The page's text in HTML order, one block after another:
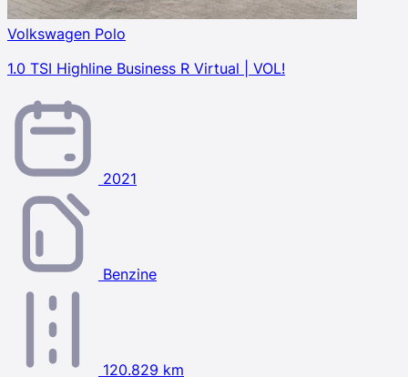
Volkswagen Polo
1.0 TSI Highline Business R Virtual | VOL!
2021
Benzine
120.829 km